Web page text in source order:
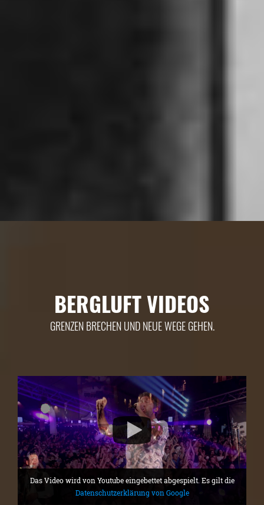
BERGLUFT VIDEOS
GRENZEN BRECHEN UND NEUE WEGE GEHEN.
Das Video wird von Youtube eingebettet abgespielt. Es gilt die
Datenschutzerklärung von Google